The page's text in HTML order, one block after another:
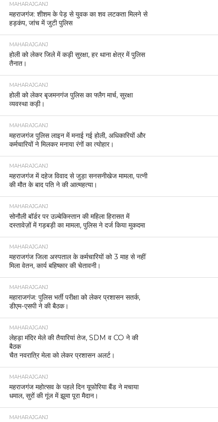
MAHARAJGANJ
महराजगंज: शीशम के पेड़ से युवक का शव लटकता मिलने से
हड़कंप, जांच में जुटी पुलिस
MAHARAJGANJ
होली को लेकर जिले में कड़ी सुरक्षा, हर थाना क्षेत्र में पुलिस
तैनात।
MAHARAJGANJ
होली को लेकर बृजमनगंज पुलिस का फ्लैग मार्च, सुरक्षा
व्यवस्था कड़ी।
MAHARAJGANJ
महराजगंज पुलिस लाइन में मनाई गई होली, अधिकारियों और
कर्मचारियों ने मिलकर मनाया रंगों का त्योहार।
MAHARAJGANJ
महराजगंज में दहेज विवाद से जुड़ा सनसनीखेज मामला, पत्नी
की मौत के बाद पति ने की आत्महत्या।
MAHARAJGANJ
सोनौली बॉर्डर पर उज़्बेकिस्तान की महिला हिरासत में
दस्तावेज़ों में गड़बड़ी का मामला, पुलिस ने दर्ज किया मुकदमा
MAHARAJGANJ
महराजगंज जिला अस्पताल के कर्मचारियों को 3 माह से नहीं
मिला वेतन, कार्य बहिष्कार की चेतावनी।
MAHARAJGANJ
महाराजगंज: पुलिस भर्ती परीक्षा को लेकर प्रशासन सतर्क,
डीएम-एसपी ने की बैठक।
MAHARAJGANJ
लेहड़ा मंदिर मेले की तैयारियां तेज, SDM व CO ने की
बैठक
चैत नवरात्रि मेला को लेकर प्रशासन अलर्ट।
MAHARAJGANJ
महराजगंज महोत्सव के पहले दिन यूफोरिया बैंड ने मचाया
धमाल, सुरों की गूंज में झूमा पूरा मैदान।
MAHARAJGANJ